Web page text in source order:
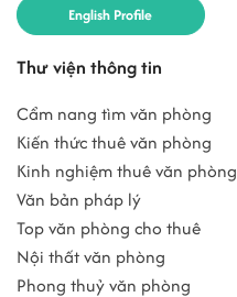
English Profile
Thư viện thông tin
Cẩm nang tìm văn phòng
Kiến thức thuê văn phòng
Kinh nghiệm thuê văn phòng
Văn bản pháp lý
Top văn phòng cho thuê
Nội thất văn phòng
Phong thuỷ văn phòng